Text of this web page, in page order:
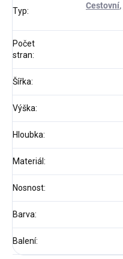
Typ:
Cestovní,
Počet
stran:
Šířka:
Výška:
Hloubka:
Materiál:
Nosnost:
Barva:
Balení: